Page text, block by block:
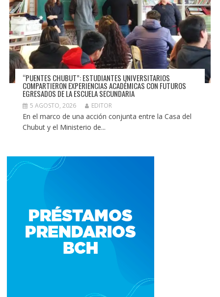
“PUENTES CHUBUT”: ESTUDIANTES UNIVERSITARIOS
COMPARTIERON EXPERIENCIAS ACADÉMICAS CON FUTUROS
EGRESADOS DE LA ESCUELA SECUNDARIA
5 AGOSTO, 2026 EDITOR
En el marco de una acción conjunta entre la Casa del
Chubut y el Ministerio de...